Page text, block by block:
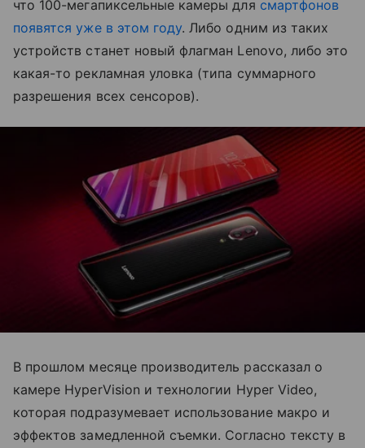
что 100-мегапиксельные камеры для смартфонов
появятся уже в этом году. Либо одним из таких
устройств станет новый флагман Lenovo, либо это
какая-то рекламная уловка (типа суммарного
разрешения всех сенсоров).
В прошлом месяце производитель рассказал о
камере HyperVision и технологии Hyper Video,
которая подразумевает использование макро и
эффектов замедленной съемки. Согласно тексту в